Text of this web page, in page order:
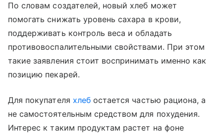
По словам создателей, новый хлеб может
помогать снижать уровень сахара в крови,
поддерживать контроль веса и обладать
противовоспалительными свойствами. При этом
такие заявления стоит воспринимать именно как
позицию пекарей.
Для покупателя хлебостается частью рациона, а
не самостоятельным средством для похудения.
Интерес к таким продуктам растет на фоне